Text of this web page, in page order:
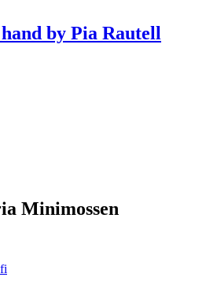
hand by Pia Rautell
Minimossen